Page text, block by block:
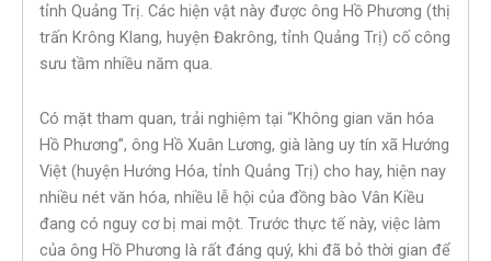
tỉnh Quảng Trị. Các hiện vật này được ông Hồ Phương (thị
trấn Krông Klang, huyện Đakrông, tỉnh Quảng Trị) cố công
sưu tầm nhiều năm qua.
Có mặt tham quan, trải nghiệm tại “Không gian văn hóa
Hồ Phương”, ông Hồ Xuân Lương, già làng uy tín xã Hướng
Việt (huyện Hướng Hóa, tỉnh Quảng Trị) cho hay, hiện nay
nhiều nét văn hóa, nhiều lễ hội của đồng bào Vân Kiều
đang có nguy cơ bị mai một. Trước thực tế này, việc làm
của ông Hồ Phương là rất đáng quý, khi đã bỏ thời gian để